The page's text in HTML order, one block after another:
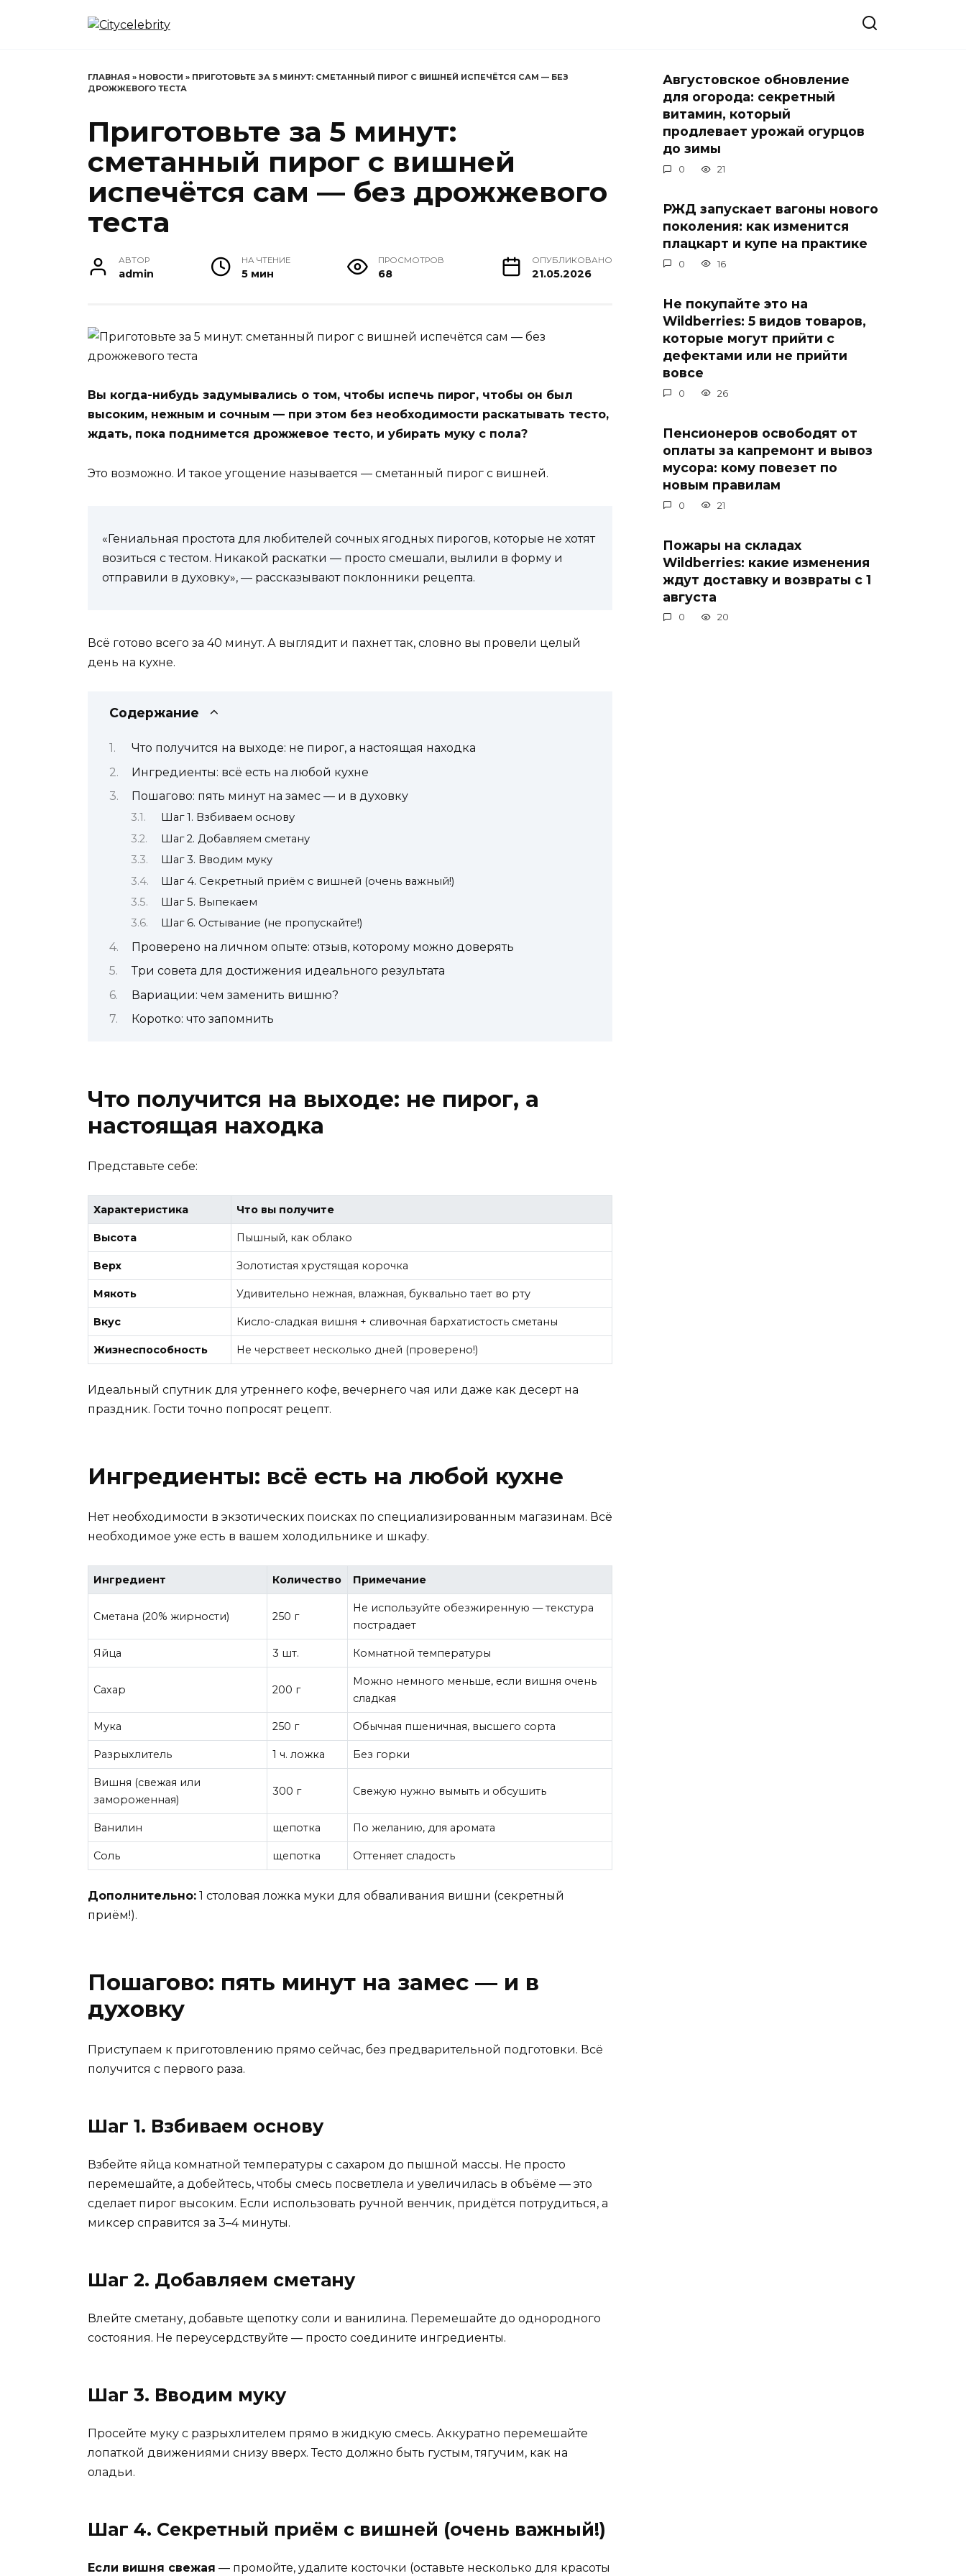
ГЛАВНАЯ » НОВОСТИ » ПРИГОТОВЬТЕ ЗА 5 МИНУТ: СМЕТАННЫЙ ПИРОГ С ВИШНЕЙ ИСПЕЧЁТСЯ САМ — БЕЗ
ДРОЖЖЕВОГО ТЕСТА
Приготовьте за 5 минут:
сметанный пирог с вишней
испечётся сам — без дрожжевого
теста
АВТОР
admin
НА ЧТЕНИЕ
5 мин
ПРОСМОТРОВ
68
ОПУБЛИКОВАНО
21.05.2026
Вы когда-нибудь задумывались о том, чтобы испечь пирог, чтобы он был
высоким, нежным и сочным — при этом без необходимости раскатывать тесто,
ждать, пока поднимется дрожжевое тесто, и убирать муку с пола?
Это возможно. И такое угощение называется — сметанный пирог с вишней.
«Гениальная простота для любителей сочных ягодных пирогов, которые не хотят
возиться с тестом. Никакой раскатки — просто смешали, вылили в форму и
отправили в духовку», — рассказывают поклонники рецепта.
Всё готово всего за 40 минут. А выглядит и пахнет так, словно вы провели целый
день на кухне.
Содержание
Что получится на выходе: не пирог, а настоящая находка
Ингредиенты: всё есть на любой кухне
Пошагово: пять минут на замес — и в духовку
Шаг 1. Взбиваем основу
Шаг 2. Добавляем сметану
Шаг 3. Вводим муку
Шаг 4. Секретный приём с вишней (очень важный!)
Шаг 5. Выпекаем
Шаг 6. Остывание (не пропускайте!)
Проверено на личном опыте: отзыв, которому можно доверять
Три совета для достижения идеального результата
Вариации: чем заменить вишню?
Коротко: что запомнить
Что получится на выходе: не пирог, а
настоящая находка
Представьте себе:
Характеристика Что вы получите
Высота Пышный, как облако
Верх Золотистая хрустящая корочка
Мякоть Удивительно нежная, влажная, буквально тает во рту
Вкус Кисло-сладкая вишня + сливочная бархатистость сметаны
Жизнеспособность Не черствеет несколько дней (проверено!)
Идеальный спутник для утреннего кофе, вечернего чая или даже как десерт на
праздник. Гости точно попросят рецепт.
Ингредиенты: всё есть на любой кухне
Нет необходимости в экзотических поисках по специализированным магазинам. Всё
необходимое уже есть в вашем холодильнике и шкафу.
Ингредиент Количество Примечание
Сметана (20% жирности) 250 г
Не используйте обезжиренную — текстура
пострадает
Яйца 3 шт. Комнатной температуры
Сахар 200 г
Можно немного меньше, если вишня очень
сладкая
Мука 250 г Обычная пшеничная, высшего сорта
Разрыхлитель 1 ч. ложка Без горки
Вишня (свежая или
замороженная)
300 г Свежую нужно вымыть и обсушить
Ванилин щепотка По желанию, для аромата
Соль щепотка Оттеняет сладость
Дополнительно: 1 столовая ложка муки для обваливания вишни (секретный
приём!).
Пошагово: пять минут на замес — и в
духовку
Приступаем к приготовлению прямо сейчас, без предварительной подготовки. Всё
получится с первого раза.
Шаг 1. Взбиваем основу
Взбейте яйца комнатной температуры с сахаром до пышной массы. Не просто
перемешайте, а добейтесь, чтобы смесь посветлела и увеличилась в объёме — это
сделает пирог высоким. Если использовать ручной венчик, придётся потрудиться, а
миксер справится за 3–4 минуты.
Шаг 2. Добавляем сметану
Влейте сметану, добавьте щепотку соли и ванилина. Перемешайте до однородного
состояния. Не переусердствуйте — просто соедините ингредиенты.
Шаг 3. Вводим муку
Просейте муку с разрыхлителем прямо в жидкую смесь. Аккуратно перемешайте
лопаткой движениями снизу вверх. Тесто должно быть густым, тягучим, как на
оладьи.
Шаг 4. Секретный приём с вишней (очень важный!)
Если вишня свежая — промойте, удалите косточки (оставьте несколько для красоты
Августовское обновление
для огорода: секретный
витамин, который
продлевает урожай огурцов
до зимы
0 21
РЖД запускает вагоны нового
поколения: как изменится
плацкарт и купе на практике
0 16
Не покупайте это на
Wildberries: 5 видов товаров,
которые могут прийти с
дефектами или не прийти
вовсе
0 26
Пенсионеров освободят от
оплаты за капремонт и вывоз
мусора: кому повезет по
новым правилам
0 21
Пожары на складах
Wildberries: какие изменения
ждут доставку и возвраты с 1
августа
0 20